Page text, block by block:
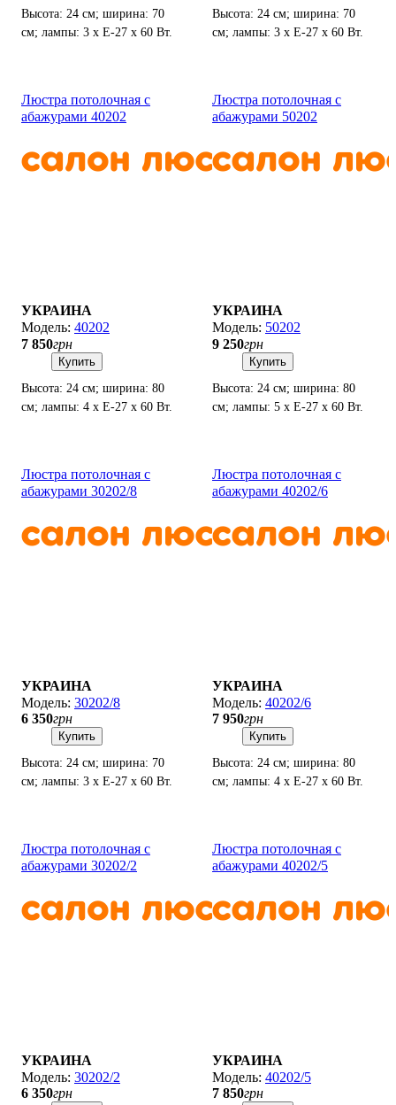
Высота: 24 см; ширина: 70
см; лампы: 3 х Е-27 х 60 Вт.
Высота: 24 см; ширина: 70
см; лампы: 3 х Е-27 х 60 Вт.
Люстра потолочная с
абажурами 40202
УКРАИНА
40202
7 850грн
Купить
Высота: 24 см; ширина: 80
см; лампы: 4 х Е-27 х 60 Вт.
Люстра потолочная с
абажурами 50202
УКРАИНА
50202
9 250грн
Купить
Высота: 24 см; ширина: 80
см; лампы: 5 х Е-27 х 60 Вт.
Люстра потолочная с
абажурами 30202/8
УКРАИНА
30202/8
6 350грн
Купить
Высота: 24 см; ширина: 70
см; лампы: 3 х Е-27 х 60 Вт.
Люстра потолочная с
абажурами 40202/6
УКРАИНА
40202/6
7 950грн
Купить
Высота: 24 см; ширина: 80
см; лампы: 4 х Е-27 х 60 Вт.
Люстра потолочная с
абажурами 30202/2
УКРАИНА
30202/2
6 350грн
Люстра потолочная с
абажурами 40202/5
УКРАИНА
40202/5
7 850грн